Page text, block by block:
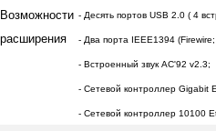
Возможности
расширения
- Десять портов USB 2.0 ( 4
- Два порта IEEE1394
- Встроенный звук AC'92 v2.3;
- Сетевой контроллер Gigabit
- Сетевой контроллер 10100